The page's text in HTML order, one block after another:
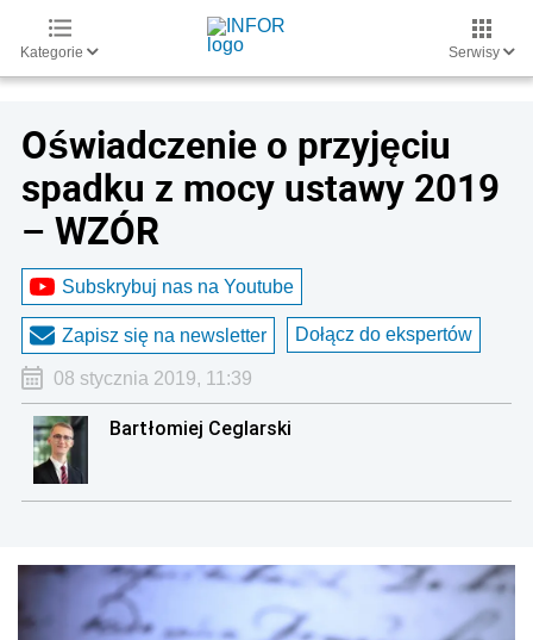
Kategorie Serwisy
Oświadczenie o przyjęciu
spadku z mocy ustawy 2019
– WZÓR
Subskrybuj nas na Youtube
Zapisz się na newsletter Dołącz do ekspertów
08 stycznia 2019, 11:39
Bartłomiej Ceglarski